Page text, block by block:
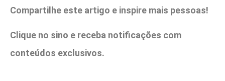
Compartilhe este artigo e inspire mais pessoas!
Clique no sino e receba notificações com
conteúdos exclusivos.